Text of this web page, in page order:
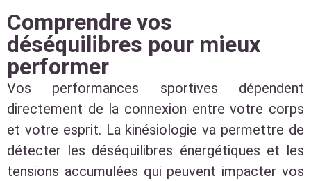
Comprendre vos
déséquilibres pour mieux
performer
Vos performances sportives dépendent
directement de la connexion entre votre corps
et votre esprit. La kinésiologie va permettre de
détecter les déséquilibres énergétiques et les
tensions accumulées qui peuvent impacter vos